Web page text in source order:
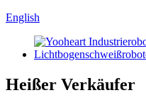
English
Heißer Verkäufer